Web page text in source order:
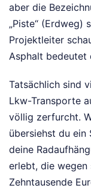
aber die
„Piste“ (Erdweg)
Projektleiter
Asphalt bedeutet
Tatsächlich sind
Lkw-Transporte
völlig zerfurcht.
übersiehst du ein
deine
erlebt, die wegen
Zehntausende